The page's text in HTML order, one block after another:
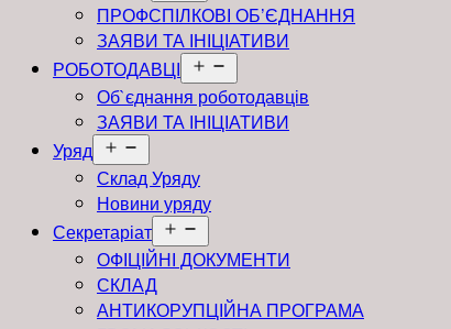
меню
ПРОФСПІЛКОВІ ОБ’ЄДНАННЯ
ЗАЯВИ ТА ІНІЦІАТИВИ
РОБОТОДАВЦІ
меню
Об`єднання роботодавців
ЗАЯВИ ТА ІНІЦІАТИВИ
Уряд
меню
Склад Уряду
Новини уряду
Секретаріат
меню
ОФІЦІЙНІ ДОКУМЕНТИ
СКЛАД
АНТИКОРУПЦІЙНА ПРОГРАМА